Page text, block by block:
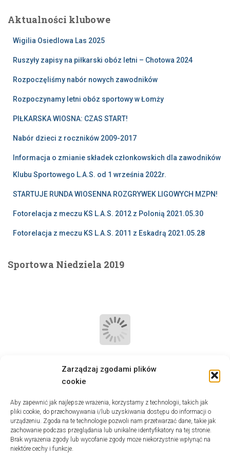
Zarządzaj zgodami plików
cookie
Aby zapewnić jak najlepsze wrażenia, korzystamy z technologii, takich jak
pliki cookie, do przechowywania i/lub uzyskiwania dostępu do informacji o
urządzeniu. Zgoda na te technologie pozwoli nam przetwarzać dane, takie jak
zachowanie podczas przeglądania lub unikalne identyfikatory na tej stronie.
Brak wyrażenia zgody lub wycofanie zgody może niekorzystnie wpłynąć na
niektóre cechy i funkcje.
Aktualności klubowe
Wigilia Osiedlowa Las 2025
Ruszyły zapisy na piłkarski obóz letni – Chotowa 2024
Rozpoczęliśmy nabór nowych zawodników
Rozpoczynamy letni obóz sportowy w Łomży
PIŁKARSKA WIOSNA: CZAS START!
Nabór dzieci z roczników 2009-2017
Informacja o zmianie składek członkowskich dla zawodników
Klubu Sportowego L.A.S. od 1 września 2022r.
STARTUJE RUNDA WIOSENNA ROZGRYWEK LIGOWYCH MZPN!
Fotorelacja z meczu KS L.A.S. 2012 z Polonią 2021.05.30
Fotorelacja z meczu KS L.A.S. 2011 z Eskadrą 2021.05.28
Sportowa Niedziela 2019
Kategorie
K
a